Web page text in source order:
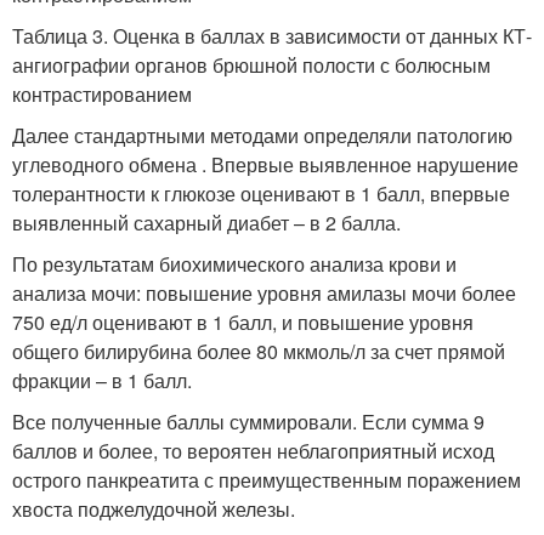
Таблица 3. Оценка в баллах в зависимости от данных КТ-
ангиографии органов брюшной полости с болюсным
контрастированием
Далее стандартными методами определяли патологию
углеводного обмена . Впервые выявленное нарушение
толерантности к глюкозе оценивают в 1 балл, впервые
выявленный сахарный диабет – в 2 балла.
По результатам биохимического анализа крови и
анализа мочи: повышение уровня амилазы мочи более
750 ед/л оценивают в 1 балл, и повышение уровня
общего билирубина более 80 мкмоль/л за счет прямой
фракции – в 1 балл.
Все полученные баллы суммировали. Если сумма 9
баллов и более, то вероятен неблагоприятный исход
острого панкреатита с преимущественным поражением
хвоста поджелудочной железы.